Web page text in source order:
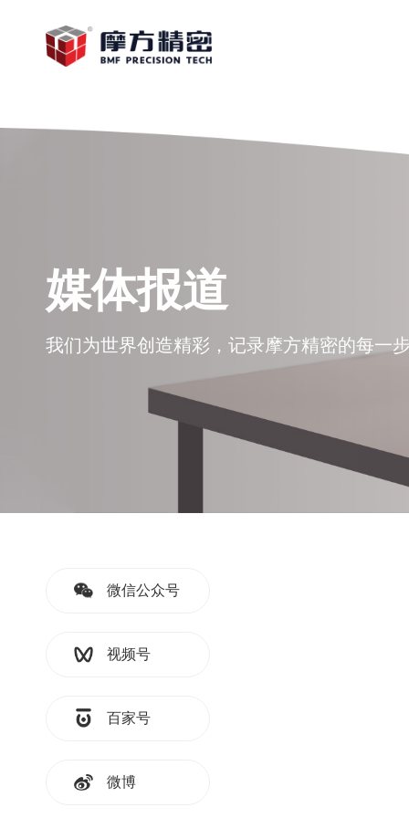
媒体报道
我们为世界创造精彩，记录摩方精密的每一
微信公众号
视频号
百家号
微博